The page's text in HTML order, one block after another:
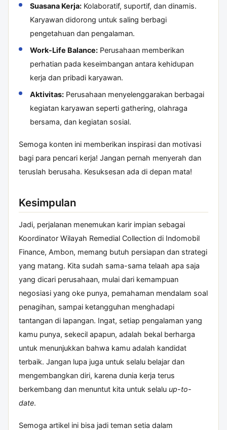
Suasana Kerja:Kolaboratif, suportif, dan dinamis.
Karyawan didorong untuk saling berbagi
pengetahuan dan pengalaman.
Work-Life Balance:Perusahaan memberikan
perhatian pada keseimbangan antara kehidupan
kerja dan pribadi karyawan.
Aktivitas:Perusahaan menyelenggarakan berbagai
kegiatan karyawan seperti gathering, olahraga
bersama, dan kegiatan sosial.
Semoga konten ini memberikan inspirasi dan motivasi
bagi para pencari kerja! Jangan pernah menyerah dan
teruslah berusaha. Kesuksesan ada di depan mata!
Kesimpulan
Jadi, perjalanan menemukan karir impian sebagai
Koordinator Wilayah Remedial Collection di Indomobil
Finance, Ambon, memang butuh persiapan dan strategi
yang matang. Kita sudah sama-sama telaah apa saja
yang dicari perusahaan, mulai dari kemampuan
negosiasi yang oke punya, pemahaman mendalam soal
penagihan, sampai ketangguhan menghadapi
tantangan di lapangan. Ingat, setiap pengalaman yang
kamu punya, sekecil apapun, adalah bekal berharga
untuk menunjukkan bahwa kamu adalah kandidat
terbaik. Jangan lupa juga untuk selalu belajar dan
mengembangkan diri, karena dunia kerja terus
berkembang dan menuntut kita untuk selalu up-to-
date.
Semoga artikel ini bisa jadi teman setia dalam